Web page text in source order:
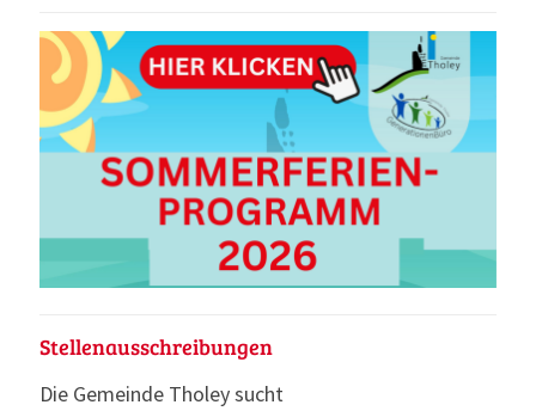
Stellenausschreibungen
Die Gemeinde Tholey sucht